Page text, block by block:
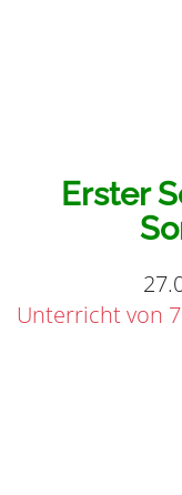
Erster
Unterricht von